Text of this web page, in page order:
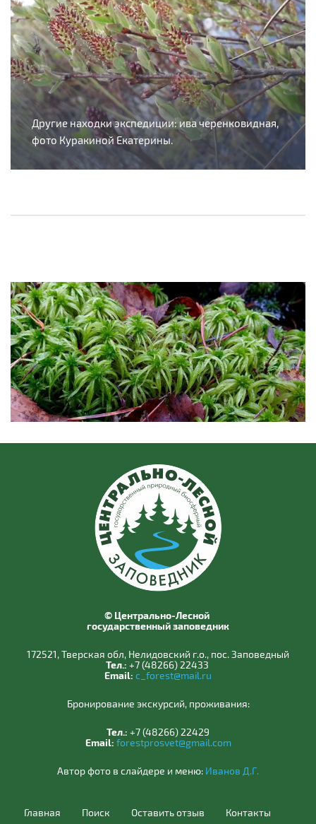
Другие находки экспедиции: ива черенковидная,
фото Куракиной Екатерины.
© Центрально-Лесной
государственный заповедник
172521, Тверская обл, Нелидовский г.о., пос. Заповедный
Тел.: +7 (48266) 22433
Email: c_forest@mail.ru
Бронирование экскурсий, проживания:
Тел.: +7 (48266) 22429
Email: forestprosvet@gmail.com
Автор фото в слайдере и меню: Иванов Д.Г.
Главная Поиск Оставить отзыв Контакты